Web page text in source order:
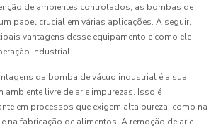
de ambientes controlados, as bombas de
papel crucial em várias aplicações. A seguir,
vantagens desse equipamento e como ele
industrial.
da bomba de vácuo industrial é a sua
ambiente livre de ar e impurezas. Isso é
em processos que exigem alta pureza, como na
na fabricação de alimentos. A remoção de ar e